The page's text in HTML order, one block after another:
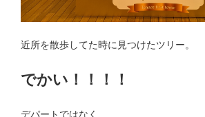
近所を散歩してた時に見つけたツリー。
でかい！！！！
デパートではなく、